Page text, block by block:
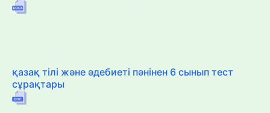
қазақ тілі және әдебиеті пәнінен 6 сынып тест
сұрақтары